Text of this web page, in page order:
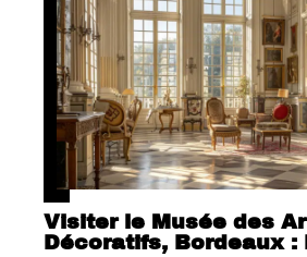
Visiter le Musée des
Décoratifs, Bordeaux :